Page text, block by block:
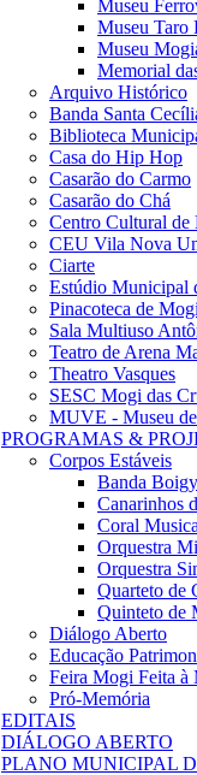
Museu
Museu Taro
Museu
Memorial
Arquivo Histórico
Banda Santa
Biblioteca
Casa do Hip Hop
Casarão do Carmo
Casarão do Chá
Centro Cultural de
CEU Vila Nova
Ciarte
Estúdio Municipal
Pinacoteca de
Sala Multiuso
Teatro de Arena
Theatro Vasques
SESC Mogi das
MUVE - Museu
PROGRAMAS &
Corpos Estáveis
Banda Boigy
Canarinhos
Coral
Orquestra
Orquestra
Quarteto de
Quinteto de
Diálogo Aberto
Educação
Feira Mogi Feita à
Pró-Memória
EDITAIS
DIÁLOGO ABERTO
PLANO MUNICIPAL